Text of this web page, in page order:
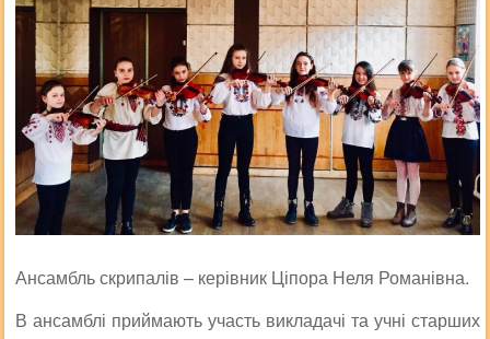
Ансамбль скрипалів – керівник Ціпора Неля Романівна.
В ансамблі приймають участь викладачі та учні старших